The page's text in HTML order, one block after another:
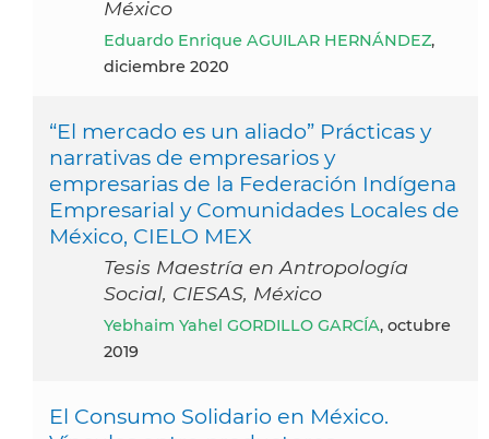
México
Eduardo Enrique AGUILAR HERNÁNDEZ,
diciembre 2020
“El mercado es un aliado” Prácticas y
narrativas de empresarios y
empresarias de la Federación Indígena
Empresarial y Comunidades Locales de
México, CIELO MEX
Tesis Maestría en Antropología
Social, CIESAS, México
Yebhaim Yahel GORDILLO GARCÍA, octubre
2019
El Consumo Solidario en México.